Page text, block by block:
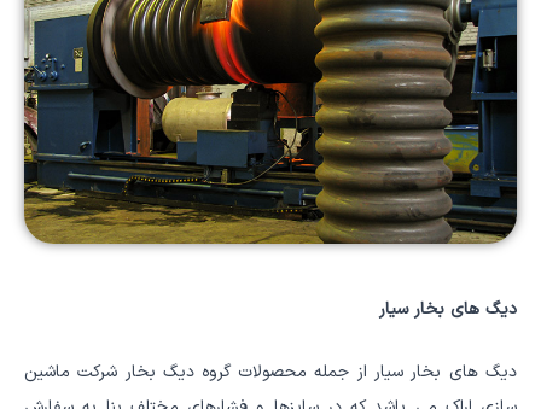
دیگ های بخار سیار
دیگ های بخار سیار از جمله محصولات گروه دیگ بخار شرکت ماشین